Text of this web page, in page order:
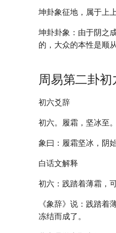
坤卦象征地，属于上
坤卦卦象：由于阴之
的，大众的本性是顺
周易第二卦初
初六爻辞
初六。履霜，坚冰至。
象曰：履霜坚冰，阴
白话文解释
初六：践踏着薄霜，
《象辞》说：践踏着
冻结而成了。